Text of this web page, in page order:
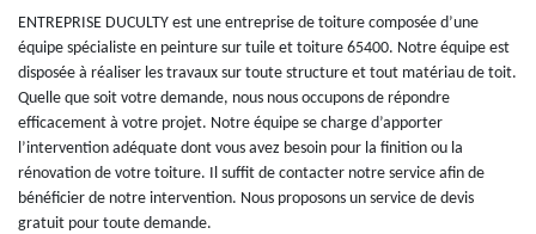
ENTREPRISE DUCULTY est une entreprise de toiture composée d’une
équipe spécialiste en peinture sur tuile et toiture 65400. Notre équipe est
disposée à réaliser les travaux sur toute structure et tout matériau de toit.
Quelle que soit votre demande, nous nous occupons de répondre
efficacement à votre projet. Notre équipe se charge d’apporter
l’intervention adéquate dont vous avez besoin pour la finition ou la
rénovation de votre toiture. Il suffit de contacter notre service afin de
bénéficier de notre intervention. Nous proposons un service de devis
gratuit pour toute demande.